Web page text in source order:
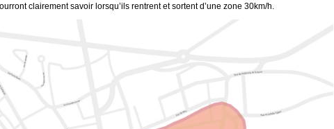
clairement savoir lorsqu’ils rentrent et sortent d’une zone 30km/h.